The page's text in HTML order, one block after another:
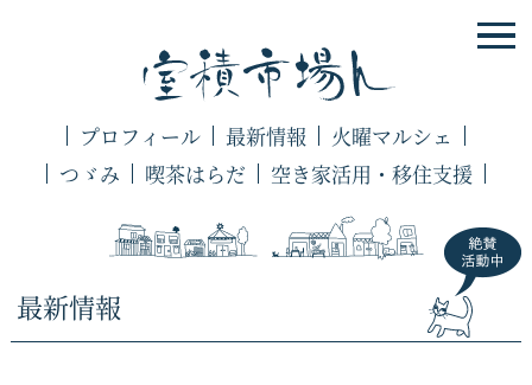
プロフィール 最新情報
火曜マルシェ
つゞみ
喫茶はらだ 空き家活用・移住支援
最新情報